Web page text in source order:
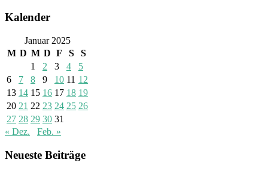
Kalender
Januar 2025
M D M D F S
S
1
2 3 4
5
6
7 8 9 10 11 12
13 14 15 16 17 18 19
20 21 22 23 24 25 26
27 28 29 30 31
« Dez.
Feb. »
Neueste Beiträge